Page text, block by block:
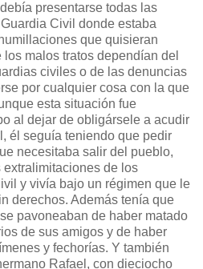
presentarse todas las
Civil donde estaba
que quisieran
malos tratos dependían del
civiles o de las denuncias
por cualquier cosa con la que
esta situación fue
al dejar de obligársele a acudir
él seguía teniendo que pedir
necesitaba salir del pueblo,
de los
y vivía bajo un régimen que le
derechos. Además tenía que
pavoneaban de haber matado
de sus amigos y de haber
y fechorías. Y también
Rafael, con dieciocho